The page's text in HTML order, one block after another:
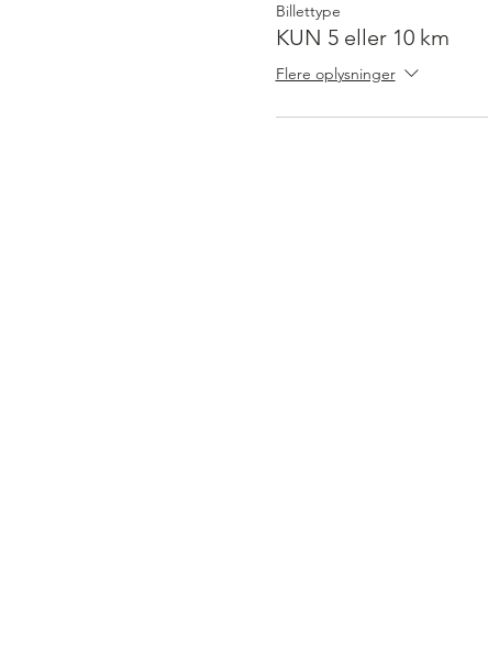
Billettype
KUN 5 eller 10 km
Flere oplysninger